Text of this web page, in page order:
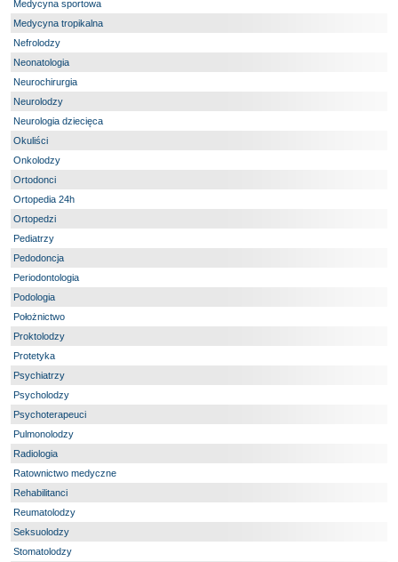
Medycyna sportowa
Medycyna tropikalna
Nefrolodzy
Neonatologia
Neurochirurgia
Neurolodzy
Neurologia dziecięca
Okuliści
Onkolodzy
Ortodonci
Ortopedia 24h
Ortopedzi
Pediatrzy
Pedodoncja
Periodontologia
Podologia
Położnictwo
Proktolodzy
Protetyka
Psychiatrzy
Psycholodzy
Psychoterapeuci
Pulmonolodzy
Radiologia
Ratownictwo medyczne
Rehabilitanci
Reumatolodzy
Seksuolodzy
Stomatolodzy